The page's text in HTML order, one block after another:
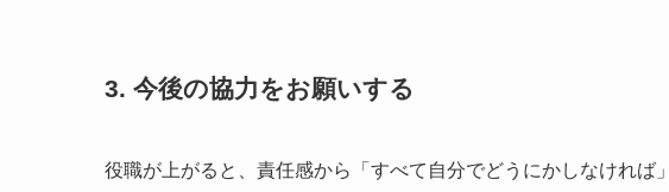
3. 今後の協力をお願いする
役職が上がると、責任感から「すべて自分でどうにかしなければ